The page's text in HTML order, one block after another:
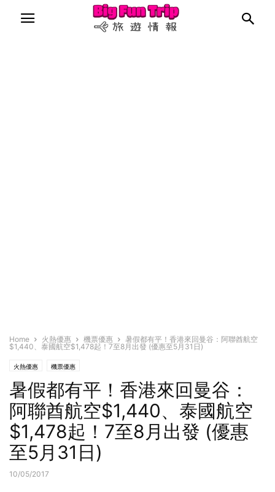
Home 火熱優惠 機票優惠
暑假都有平！香港來回曼谷：阿聯酋航空
$1,440、泰國航空$1,478起！7至8月出發 (優惠至5月31日)
火熱優惠 機票優惠
暑假都有平！香港來回曼谷：
阿聯酋航空$1,440、泰國航空
$1,478起！7至8月出發 (優惠
至5月31日)
10/05/2017